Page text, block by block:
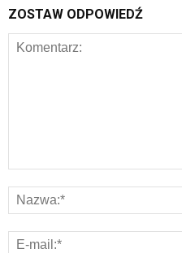
ZOSTAW ODPOWIEDŹ